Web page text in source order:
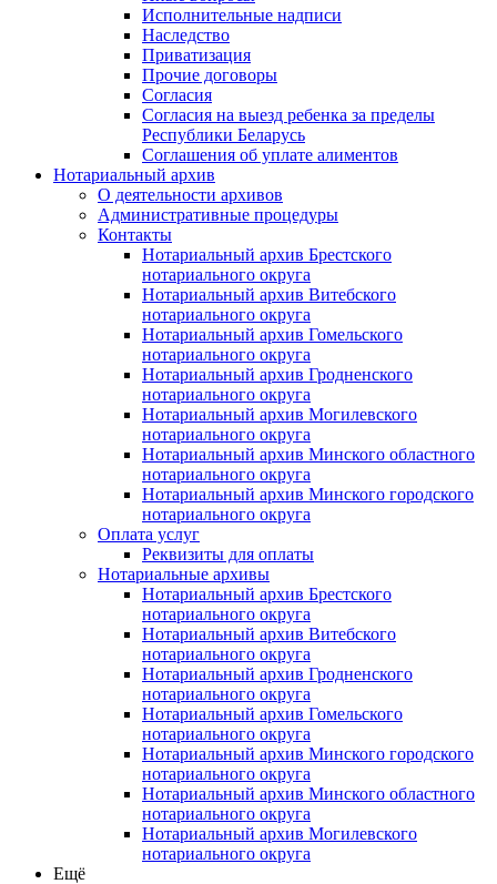
Исполнительные надписи
Наследство
Приватизация
Прочие договоры
Согласия
Согласия на выезд ребенка за пределы
Республики Беларусь
Соглашения об уплате алиментов
Нотариальный архив
О деятельности архивов
Административные процедуры
Контакты
Нотариальный архив Брестского
нотариального округа
Нотариальный архив Витебского
нотариального округа
Нотариальный архив Гомельского
нотариального округа
Нотариальный архив Гродненского
нотариального округа
Нотариальный архив Могилевского
нотариального округа
Нотариальный архив Минского областного
нотариального округа
Нотариальный архив Минского городского
нотариального округа
Оплата услуг
Реквизиты для оплаты
Нотариальные архивы
Нотариальный архив Брестского
нотариального округа
Нотариальный архив Витебского
нотариального округа
Нотариальный архив Гродненского
нотариального округа
Нотариальный архив Гомельского
нотариального округа
Нотариальный архив Минского городского
нотариального округа
Нотариальный архив Минского областного
нотариального округа
Нотариальный архив Могилевского
нотариального округа
Ещё